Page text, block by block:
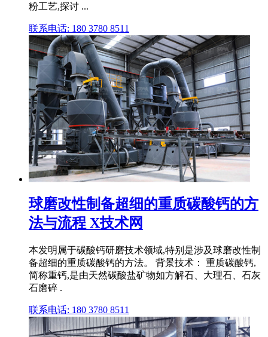
粉工艺,探讨 ...
联系电话: 180 3780 8511
球磨改性制备超细的重质碳酸钙的方
法与流程 X技术网
本发明属于碳酸钙研磨技术领域,特别是涉及球磨改性制
备超细的重质碳酸钙的方法。 背景技术： 重质碳酸钙,
简称重钙,是由天然碳酸盐矿物如方解石、大理石、石灰
石磨碎 .
联系电话: 180 3780 8511